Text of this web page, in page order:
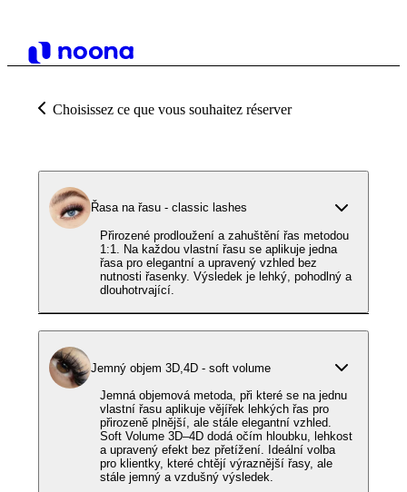
Choisissez ce que vous souhaitez réserver
Řasa na řasu - classic lashes
Přirozené prodloužení a zahuštění řas metodou
1:1. Na každou vlastní řasu se aplikuje jedna
řasa pro elegantní a upravený vzhled bez
nutnosti řasenky. Výsledek je lehký, pohodlný a
dlouhotrvající.
Jemný objem 3D,4D - soft volume
Jemná objemová metoda, při které se na jednu
vlastní řasu aplikuje vějířek lehkých řas pro
přirozeně plnější, ale stále elegantní vzhled.
Soft Volume 3D–4D dodá očím hloubku, lehkost
a upravený efekt bez přetížení. Ideální volba
pro klientky, které chtějí výraznější řasy, ale
stále jemný a vzdušný výsledek.